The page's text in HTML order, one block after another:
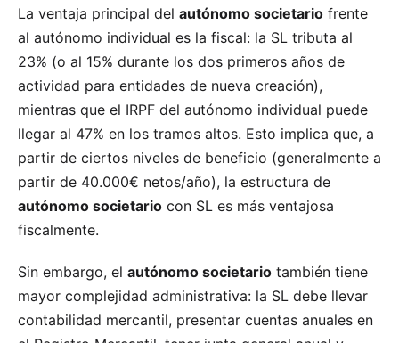
La ventaja principal del autónomo societario frente
al autónomo individual es la fiscal: la SL tributa al
23% (o al 15% durante los dos primeros años de
actividad para entidades de nueva creación),
mientras que el IRPF del autónomo individual puede
llegar al 47% en los tramos altos. Esto implica que, a
partir de ciertos niveles de beneficio (generalmente a
partir de 40.000€ netos/año), la estructura de
autónomo societario con SL es más ventajosa
fiscalmente.
Sin embargo, el autónomo societario también tiene
mayor complejidad administrativa: la SL debe llevar
contabilidad mercantil, presentar cuentas anuales en